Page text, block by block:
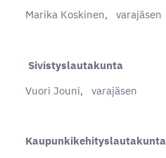
Marika Koskinen, varajäsen
Sivistyslautakunta
Vuori Jouni, varajäsen
Kaupunkikehityslautakunta